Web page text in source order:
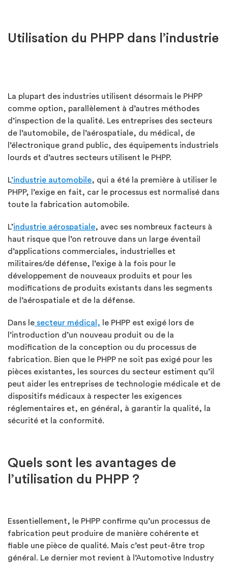
Utilisation du PHPP dans l’industrie
La plupart des industries utilisent désormais le PHPP
comme option, parallèlement à d’autres méthodes
d’inspection de la qualité. Les entreprises des secteurs
de l’automobile, de l’aérospatiale, du médical, de
l’électronique grand public, des équipements industriels
lourds et d’autres secteurs utilisent le PHPP.
L’industrie automobile, qui a été la première à utiliser le
PHPP, l’exige en fait, car le processus est normalisé dans
toute la fabrication automobile.
L’industrie aérospatiale, avec ses nombreux facteurs à
haut risque que l’on retrouve dans un large éventail
d’applications commerciales, industrielles et
militaires/de défense, l’exige à la fois pour le
développement de nouveaux produits et pour les
modifications de produits existants dans les segments
de l’aérospatiale et de la défense.
Dans le secteur médical, le PHPP est exigé lors de
l’introduction d’un nouveau produit ou de la
modification de la conception ou du processus de
fabrication. Bien que le PHPP ne soit pas exigé pour les
pièces existantes, les sources du secteur estiment qu’il
peut aider les entreprises de technologie médicale et de
dispositifs médicaux à respecter les exigences
réglementaires et, en général, à garantir la qualité, la
sécurité et la conformité.
Quels sont les avantages de
l’utilisation du PHPP ?
Essentiellement, le PHPP confirme qu’un processus de
fabrication peut produire de manière cohérente et
fiable une pièce de qualité. Mais c’est peut-être trop
général. Le dernier mot revient à l’Automotive Industry